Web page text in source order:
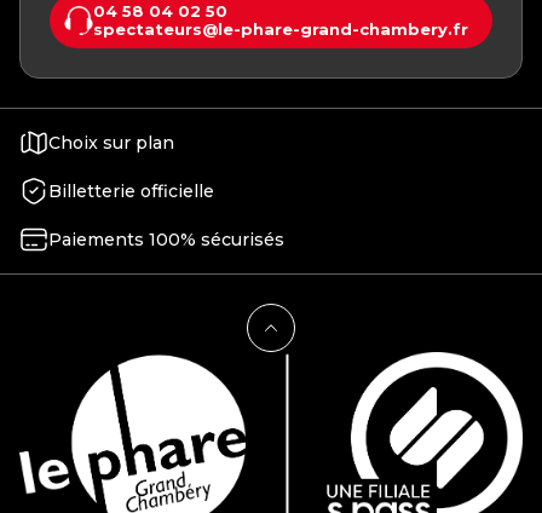
04 58 04 02 50
spectateurs@le-phare-grand-chambery.fr
Choix sur plan
Billetterie officielle
Paiements 100% sécurisés